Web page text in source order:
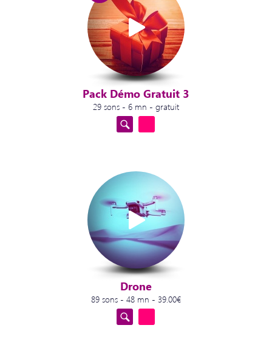
Pack Démo Gratuit 3
29 sons - 6 mn - gratuit
Drone
89 sons - 48 mn - 39.00€